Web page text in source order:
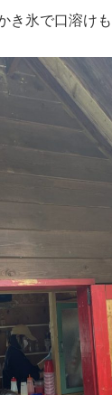
き氷で口溶け